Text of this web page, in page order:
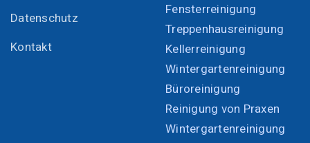
Datenschutz
Kontakt
Fensterreinigung
Treppenhausreinigung
Kellerreinigung
Wintergartenreinigung
Büroreinigung
Reinigung von Praxen
Wintergartenreinigung